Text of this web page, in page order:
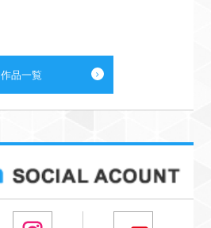
作品一覧